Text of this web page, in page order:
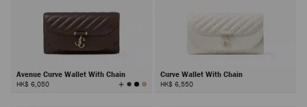
Avenue Curve Wallet With Chain
HK$ 6,050 查
看
Curve Wallet With Chain
HK$ 6,550